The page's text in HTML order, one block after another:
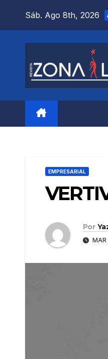
Sáb. Ago 8th, 2026
EMPRESARIAL
Por